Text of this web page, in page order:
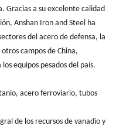
Gracias a su excelente calidad
Anshan Iron and Steel ha
del acero de defensa, la
campos de China,
equipos pesados del país.
acero ferroviario, tubos
de los recursos de vanadio y